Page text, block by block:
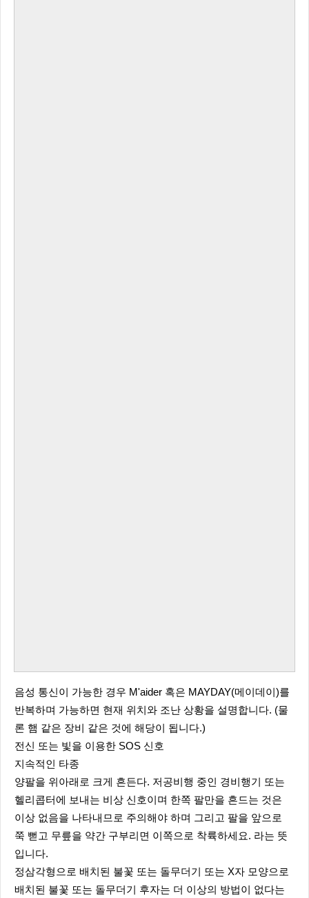
음성 통신이 가능한 경우 M'aider 혹은 MAYDAY(메이데이)를
반복하며 가능하면 현재 위치와 조난 상황을 설명합니다. (물
론 햄 같은 장비 같은 것에 해당이 됩니다.)
전신 또는 빛을 이용한 SOS 신호
지속적인 타종
양팔을 위아래로 크게 흔든다. 저공비행 중인 경비행기 또는
헬리콥터에 보내는 비상 신호이며 한쪽 팔만을 흔드는 것은
이상 없음을 나타내므로 주의해야 하며 그리고 팔을 앞으로
쭉 뻗고 무릎을 약간 구부리면 이쪽으로 착륙하세요. 라는 뜻
입니다.
정삼각형으로 배치된 불꽃 또는 돌무더기 또는 X자 모양으로
배치된 불꽃 또는 돌무더기 후자는 더 이상의 방법이 없다는